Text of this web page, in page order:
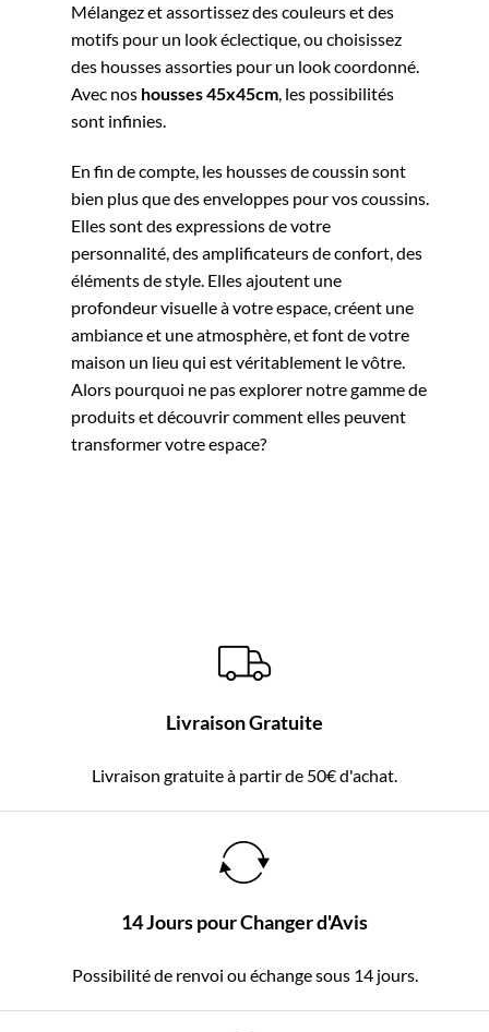
Mélangez et assortissez des couleurs et des
motifs pour un look éclectique, ou choisissez
des housses assorties pour un look coordonné.
Avec nos housses 45x45cm, les possibilités
sont infinies.
En fin de compte, les housses de coussin sont
bien plus que des enveloppes pour vos coussins.
Elles sont des expressions de votre
personnalité, des amplificateurs de confort, des
éléments de style. Elles ajoutent une
profondeur visuelle à votre espace, créent une
ambiance et une atmosphère, et font de votre
maison un lieu qui est véritablement le vôtre.
Alors pourquoi ne pas explorer notre gamme de
produits et découvrir comment elles peuvent
transformer votre espace?
Livraison Gratuite
Livraison gratuite à partir de 50€ d'achat.
14 Jours pour Changer d'Avis
Possibilité de renvoi ou échange sous 14 jours.